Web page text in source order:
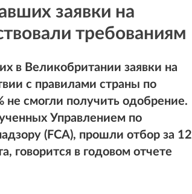
заявки на
требованиям
в Великобритании заявки на
с правилами страны по
не смогли получить одобрение.
Управлением по
(FCA), прошли отбор за 12
говорится в годовом отчете